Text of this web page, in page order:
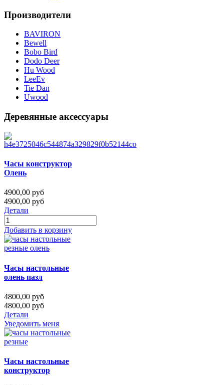
Производители
BAVIRON
Bewell
Bobo Bird
Dodo Deer
Hu Wood
LeeEv
Tie Dan
Uwood
Деревянные аксессуары
Часы конструктор
Олень
4900,00 руб
4900,00 руб
Детали
Добавить в корзину
Часы настольные
олень пазл
4800,00 руб
4800,00 руб
Детали
Уведомить меня
Часы настольные
конструктор